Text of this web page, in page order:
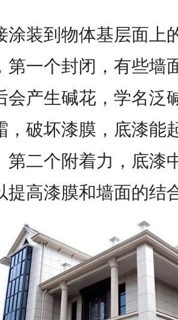
涂装到物体基层面上
第一个封闭，有些墙
会产生碱花，学名泛
，破坏漆膜，底漆能
第二个附着力，底漆
提高漆膜和墙面的结